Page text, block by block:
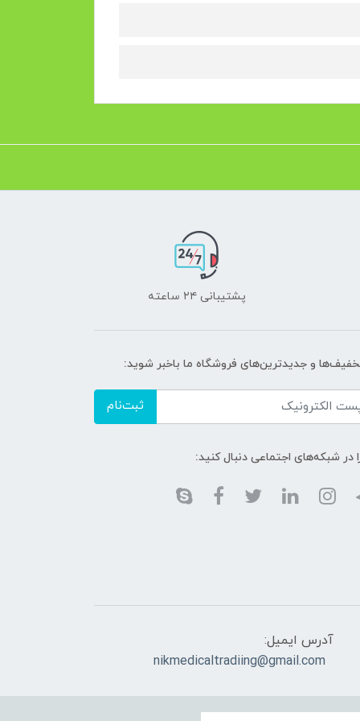
پشتیبانی ۲۴ ساعته
و جدیدترین‌های فروشگاه ما باخبر شوید:
ثبت‌نام
در شبکه‌های اجتماعی دنبال کنید:
آدرس ایمیل:
nikmedicaltradiing@gmail.com